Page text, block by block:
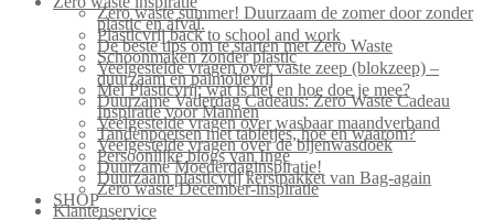
Zero waste summer! Duurzaam de zomer door zonder
plastic en afval.
Plasticvrij back to school and work
De beste tips om te starten met Zero Waste
Schoonmaken zonder plastic
Veelgestelde vragen over vaste zeep (blokzeep) –
duurzaam en palmolievrij
Mei Plasticvrij: wat is het en hoe doe je mee?
Duurzame Vaderdag Cadeaus: Zero Waste Cadeau
Inspiratie voor Mannen
Veelgestelde vragen over wasbaar maandverband
Tandenpoetsen met tabletjes, hoe en waarom?
Veelgestelde vragen over de bijenwasdoek
Persoonlijke blogs van Inge
Duurzame Moederdaginspiratie!
Duurzaam plasticvrij kerstpakket van Bag-again
Zero waste December-inspiratie
SHOP
Klantenservice